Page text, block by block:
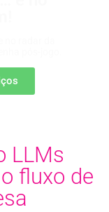
LLMs
fluxo de